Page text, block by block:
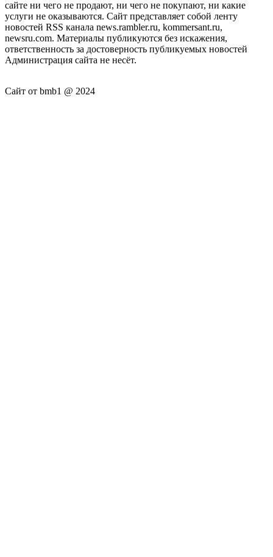
сайте ни чего не продают, ни чего не покупают, ни какие
услуги не оказываются. Сайт представляет собой ленту
новостей RSS канала news.rambler.ru, kommersant.ru,
newsru.com. Материалы публикуются без искажения,
ответственность за достоверность публикуемых новостей
Администрация сайта не несёт.
Сайт от bmb1 @ 2024